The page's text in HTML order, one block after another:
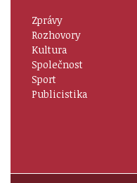
Zprávy
Rozhovory
Kultura
Společnost
Sport
Publicistika